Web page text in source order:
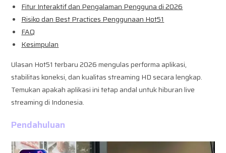
Fitur Interaktif dan Pengalaman Pengguna di 2026
Risiko dan Best Practices Penggunaan Hot51
FAQ
Kesimpulan
Ulasan Hot51 terbaru 2026 mengulas performa aplikasi,
stabilitas koneksi, dan kualitas streaming HD secara lengkap.
Temukan apakah aplikasi ini tetap andal untuk hiburan live
streaming di Indonesia.
Pendahuluan